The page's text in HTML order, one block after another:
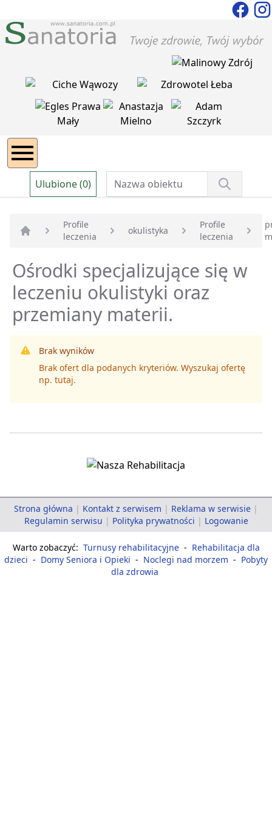
Ulubione (0)
Strona główna
Profile
leczenia
okulistyka
Profile
leczenia
Ośrodki specjalizujące się w
leczeniu okulistyki oraz
przemiany materii.
Brak wyników
Brak ofert dla podanych kryteriów. Wyszukaj ofertę
np. tutaj.
Strona główna | Kontakt z serwisem | Reklama w serwisie |
Regulamin serwisu | Polityka prywatności | Logowanie
Warto zobaczyć: Turnusy rehabilitacyjne - Rehabilitacja dla
dzieci - Domy Seniora i Opieki - Noclegi nad morzem - Pobyty
dla zdrowia